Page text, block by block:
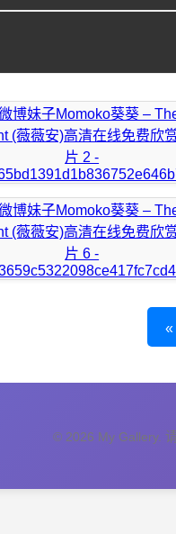
«
© 2026 My Gallery. 请